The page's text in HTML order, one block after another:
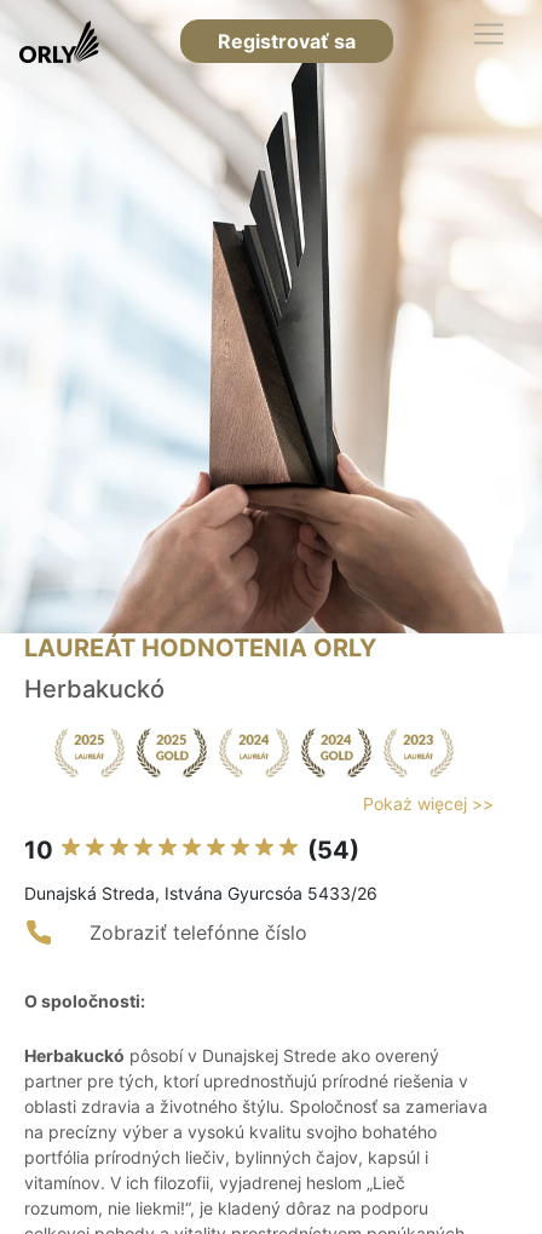
Registrovať sa
LAUREÁT HODNOTENIA ORLY
Herbakuckó
Pokaż więcej >>
10 (54)
Dunajská Streda, Istvána Gyurcsóa 5433/26
Zobraziť telefónne číslo
O spoločnosti:
Herbakuckó pôsobí v Dunajskej Strede ako overený
partner pre tých, ktorí uprednostňujú prírodné riešenia v
oblasti zdravia a životného štýlu. Spoločnosť sa zameriava
na precízny výber a vysokú kvalitu svojho bohatého
portfólia prírodných liečiv, bylinných čajov, kapsúl i
vitamínov. V ich filozofii, vyjadrenej heslom „Lieč
rozumom, nie liekmi!“, je kladený dôraz na podporu